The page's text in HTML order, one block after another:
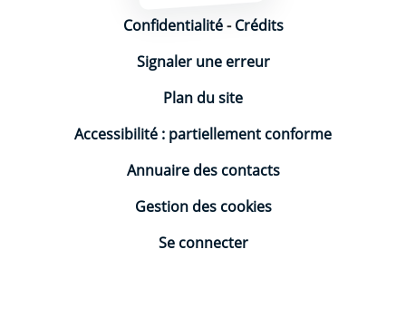
Confidentialité-Crédits
Signaler une erreur
Plan du site
Accessibilité : partiellement conforme
Annuaire des contacts
Gestion des cookies
Se connecter